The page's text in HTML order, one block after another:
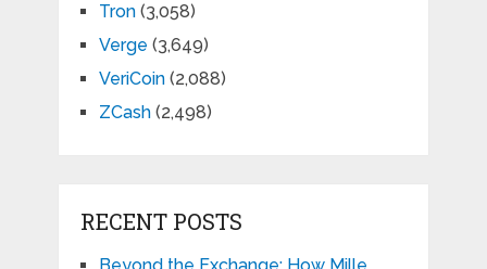
Tron(3,058)
Verge (3,649)
VeriCoin(2,088)
ZCash(2,498)
RECENT POSTS